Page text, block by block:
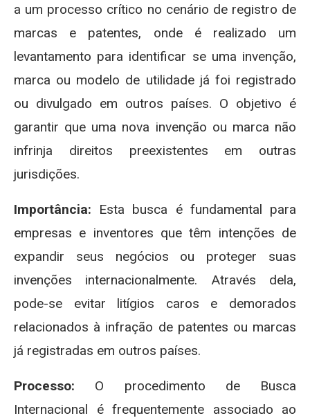
a um processo crítico no cenário de registro de
marcas e patentes, onde é realizado um
levantamento para identificar se uma invenção,
marca ou modelo de utilidade já foi registrado
ou divulgado em outros países. O objetivo é
garantir que uma nova invenção ou marca não
infrinja direitos preexistentes em outras
jurisdições.
Importância: Esta busca é fundamental para
empresas e inventores que têm intenções de
expandir seus negócios ou proteger suas
invenções internacionalmente. Através dela,
pode-se evitar litígios caros e demorados
relacionados à infração de patentes ou marcas
já registradas em outros países.
Processo: O procedimento de Busca
Internacional é frequentemente associado ao